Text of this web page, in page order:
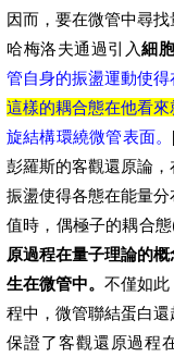
因而，要在微管中尋
哈梅洛夫通過引入細
管自身的振盪運動使
這樣的耦合態在他看
旋結構環繞微管表面。
彭羅斯的客觀還原論
振盪使得各態在能量
值時，偶極子的耦合
原過程在量子理論的
生在微管中。不僅如此
程中，微管聯結蛋白
保證了客觀還原過程